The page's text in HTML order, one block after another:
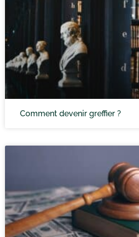
Comment devenir greffier ?